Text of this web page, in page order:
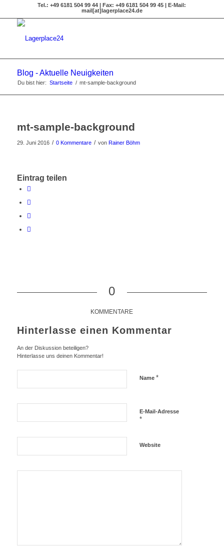
Tel.: +49 6181 504 99 44 | Fax: +49 6181 504 99 45 | E-Mail:
mail[at]lagerplace24.de
Blog - Aktuelle Neuigkeiten
Du bist hier: Startseite / mt-sample-background
mt-sample-background
29. Juni 2016 / 0 Kommentare / von Rainer Böhm
Eintrag teilen
0
KOMMENTARE
Hinterlasse einen Kommentar
An der Diskussion beteiligen?
Hinterlasse uns deinen Kommentar!
Name *
E-Mail-Adresse
*
Website